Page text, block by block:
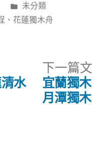
分
類:
未分類
、 花蓮獨木舟
水
下一篇
宜蘭獨
月潭獨木